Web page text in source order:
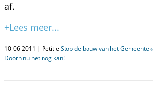
af.
+Lees meer...
10-06-2011 | Petitie Stop de bouw van het
Doorn nu het nog kan!